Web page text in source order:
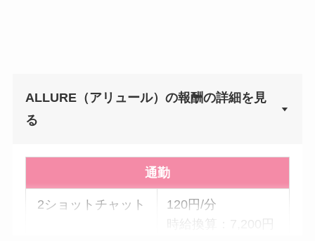
ALLURE（アリュール）の報酬の詳細を見
る
▼
通勤
2ショットチャット
120円/分
時給換算：7,200円